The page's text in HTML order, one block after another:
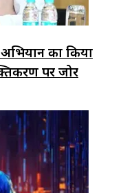
अभियान का किया
पर जोर